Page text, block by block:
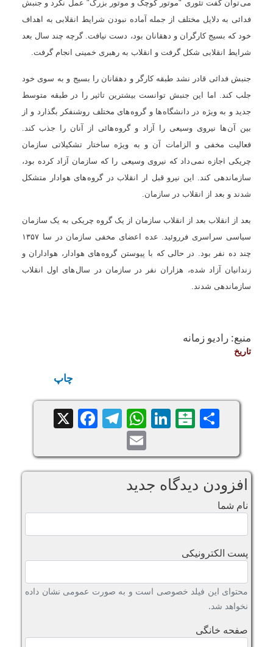
می توان گفت تئوری "موتور کوچک و موتور بزرگ" عمل نکرد و جنبش
فدائی به دلايل مختلف از جمله آماده نبودن شرايط انقلابی به اهداف
خود که بسيج کارگران و دهقانان بود، دست نيافت. گرچه چند سال بعد
شرايط انقلابی شکل گرفت و انقلاب به رهبری خمينی انجام گرفت.
جنبش فدائی قادر نشد طبقه کارگر و دهقانان را بسيج و به سوی خود
جلب کند. اما اين جنبش توانست بيشترين تاثير را در طبقه متوسط
جديد و به ويژه در دانشگاه ها و گروه های مختلف روشنفکر بگذارد و از
بين آن ها نيروی وسيعی را آزاد و گروه هائی از آنان را جذب کند.
فعاليت مخفی و الزامات آن و به ويژه ساختار تشکيلاتی سازمان
چريکی اجازه نمی داد که نيروی وسيعی را که سازمان آزاد کرده بود،
سازماندهی کند. اين نيرو قبل ار انقلاب در گروه های هوادار متشکل
شدند و بعد از انقلاب در سازمان.
بعد از انقلاب بعد از انقلاب سازمان از يک گروه چريکی به يک سازمان
سياسی سراسری فرروئيد. عده اعضای مخفی سازمان در سا ۱۳۵۷
چند ده نفر بود. در حالی که با پيوستن گروه های هوادار، هواداران و
زندانيان آزاد شده، هزاران نفر در سازمان در سال های اول انقلاب
سازماندهی شدند.
منبع:رادیو زمانه
تاريخ
چاپ
Share
Balatarin
LinkedIn
WhatsApp
Telegram
Facebook
X
Email
افزودن دیدگاه جدید
نام شما
پست الکترونیکی
محتوای این فیلد خصوصی است و به صورت عمومی نشان داده
نخواهد شد.
صفحه خانگی